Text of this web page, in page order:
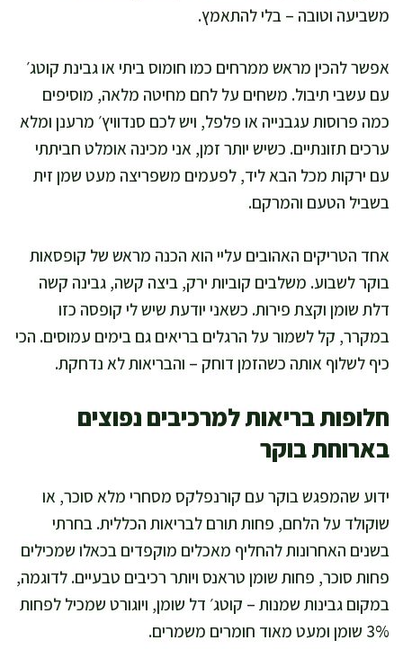
משביעה וטובה – בלי להתאמץ.
אפשר להכין מראש ממרחים כמו חומוס ביתי או גבינת קוטג׳
עם עשבי תיבול. משחים על לחם מחיטה מלאה, מוסיפים
כמה פרוסות עגבנייה או פלפל, ויש לכם סנדוויץ׳ מרענן ומלא
ערכים תזונתיים. כשיש יותר זמן, אני מכינה אומלט חביתתי
עם ירקות מכל הבא ליד, לפעמים משפריצה מעט שמן זית
בשביל הטעם והמרקם.
אחד הטריקים האהובים עליי הוא הכנה מראש של קופסאות
בוקר לשבוע. משלבים קוביות ירק, ביצה קשה, גבינה קשה
דלת שומן וקצת פירות. כשאני יודעת שיש לי קופסה כזו
במקרר, קל לשמור על הרגלים בריאים גם בימים עמוסים. הכי
כיף לשלוף אותה כשהזמן דוחק – והבריאות לא נדחקת.
חלופות בריאות למרכיבים נפוצים
בארוחת בוקר
ידוע שהמפגש בוקר עם קורנפלקס מסחרי מלא סוכר, או
שוקולד על הלחם, פחות תורם לבריאות הכללית. בחרתי
בשנים האחרונות להחליף מאכלים מוקפדים בכאלו שמכילים
פחות סוכר, פחות שומן טראנס ויותר רכיבים טבעיים. לדוגמה,
במקום גבינות שמנות – קוטג׳ דל שומן, ויוגורט שמכיל לפחות
3% שומן ומעט מאוד חומרים משמרים.